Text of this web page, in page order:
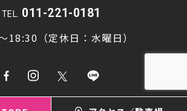
TEL. 011-221-0181
18:30（定休日：水曜日）